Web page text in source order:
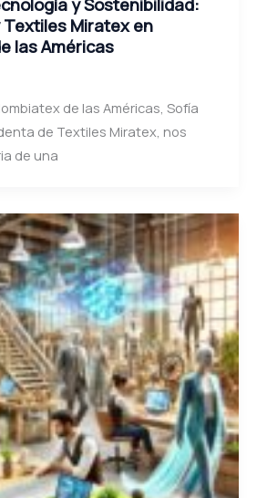
Miratex en
las Américas
de las Américas, Sofía
de Textiles Miratex, nos
de una